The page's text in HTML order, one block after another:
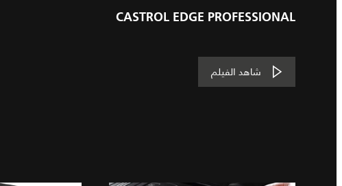
CASTROL EDGE PROFESSIONAL
شاهد الفيلم